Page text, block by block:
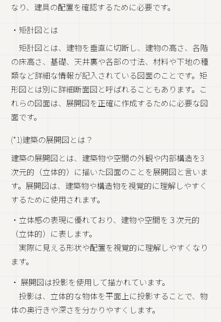
なり、建具の配置を確認するために必要です。
・矩計図とは
矩計図とは、建物を垂直に切断し、建物の高さ、各階
の床高さ、基礎、天井裏や各部の寸法、材料や下地の種
類など詳細な情報が記入されている図面のことです。矩
形図とは別に詳細断面図と呼ばれることもあります。こ
れらの図面は、展開図を正確に作成するために必要な図
面です。
(*1)建築の展開図とは？
建築の展開図とは、建築物や空間の外観や内部構造を3
次元的（立体的）に描いた図面のことを展開図と言いま
す。展開図は、建築物や構造物を視覚的に理解しやすく
するために使用されます。
・立体感の表現に優れており、建物や空間を３次元的
（立体的）に表します。
実際に見える形状や配置を視覚的に理解しやすくなり
ます。
・ 展開図は投影を使用して描かれています。
投影は、立体的な物体を平面上に投影することで、物
体の奥行きや深さを分かりやすくします。